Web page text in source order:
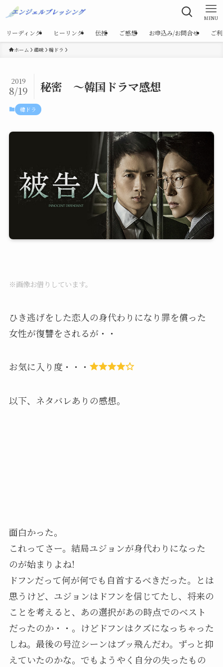
MENU
リーディング ヒーリング 伝授 ご感想 お申込み/お問合せ ご
ホーム 趣味 韓ドラ
秘密 ～韓国ドラマ感想
2019
8/19
韓ドラ
※画像お借りしています。
ひき逃げをした恋人の身代わりになり罪を償った
女性が復讐をされるが・・
お気に入り度・・・
以下、ネタバレありの感想。
面白かった。
これってさー。結局ユジョンが身代わりになった
のが始まりよね!
ドフンだって何が何でも自首するべきだった。とは
思うけど、ユジョンはドフンを信じてたし、将来の
ことを考えると、あの選択があの時点でのベスト
だったのか・・。けどドフンはクズになっちゃった
しね。最後の号泣シーンはブッ飛んだわ。ずっと抑
えていたのかな。でもようやく自分の失ったもの